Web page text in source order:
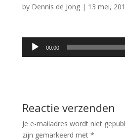
by Dennis de Jong| 13 mei,
Audiospeler
00:00
Reactie verzenden
Je e-mailadres wordt niet
zijn gemarkeerd met *